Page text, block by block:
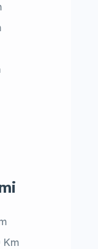
Km